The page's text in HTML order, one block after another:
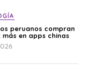
peruanos compran
más en apps chinas